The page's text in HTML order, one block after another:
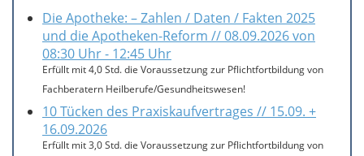
Die Apotheke: – Zahlen / Daten / Fakten 2025
und die Apotheken-Reform // 08.09.2026 von
08:30 Uhr - 12:45 Uhr
Erfüllt mit 4,0 Std. die Voraussetzung zur Pflichtfortbildung von
Fachberatern Heilberufe/Gesundheitswesen!
10 Tücken des Praxiskaufvertrages // 15.09. +
16.09.2026
Erfüllt mit 3,0 Std. die Voraussetzung zur Pflichtfortbildung von